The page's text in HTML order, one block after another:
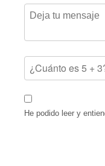
He podido leer y